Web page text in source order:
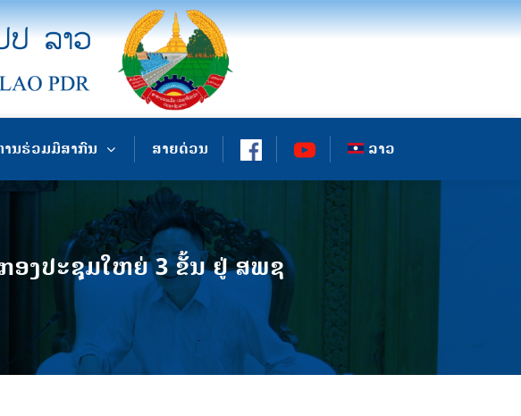
ານຮ່ວມມືສາກົນ ສາຍດ່ວນ ລາວ
ອງປະຊຸມໃຫຍ່ 3 ຂັ້ນ ຢູ່ ສພຊ